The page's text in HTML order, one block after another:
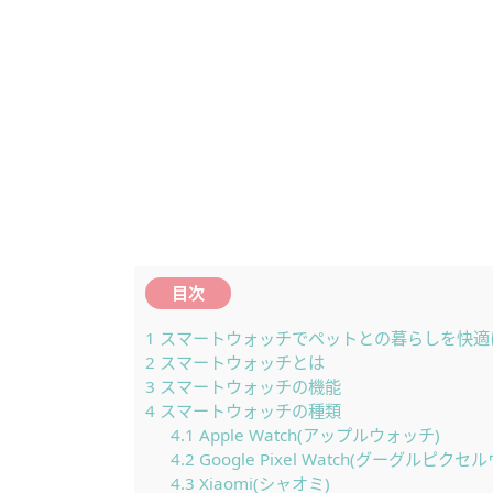
目次
1 スマートウォッチでペットとの暮らしを快適
2 スマートウォッチとは
3 スマートウォッチの機能
4 スマートウォッチの種類
4.1 Apple Watch(アップルウォッチ)
4.2 Google Pixel Watch(グーグルピクセル
4.3 Xiaomi(シャオミ)